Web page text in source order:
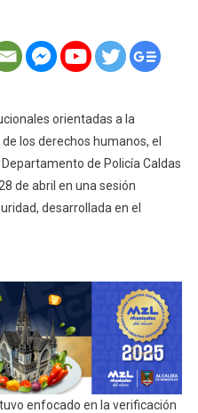
orientadas a la
los derechos humanos, el
de Policía Caldas
de abril en una sesión
desarrollada en el
enfocado en la verificación